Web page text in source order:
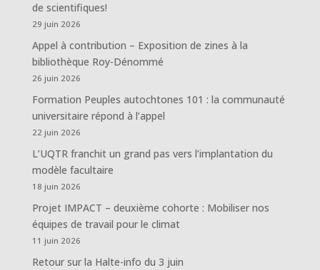
de scientifiques!
29 juin 2026
Appel à contribution – Exposition de zines à la
bibliothèque Roy-Dénommé
26 juin 2026
Formation Peuples autochtones 101 : la communauté
universitaire répond à l’appel
22 juin 2026
L’UQTR franchit un grand pas vers l’implantation du
modèle facultaire
18 juin 2026
Projet IMPACT – deuxième cohorte : Mobiliser nos
équipes de travail pour le climat
11 juin 2026
Retour sur la Halte-info du 3 juin